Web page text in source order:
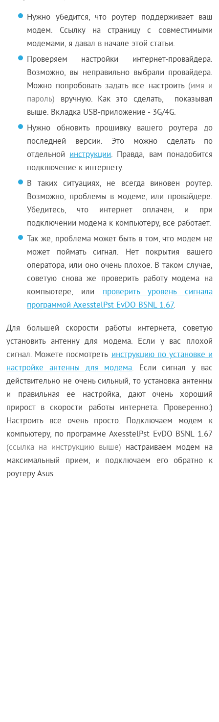
Нужно убедится, что роутер поддерживает ваш
модем. Ссылку на страницу с совместимыми
модемами, я давал в начале этой статьи.
Проверяем настройки интернет-провайдера.
Возможно, вы неправильно выбрали провайдера.
Можно попробовать задать все настроить (имя и
пароль) вручную. Как это сделать, показывал
выше. Вкладка USB-приложение - 3G/4G.
Нужно обновить прошивку вашего роутера до
последней версии. Это можно сделать по
отдельнойинструкции. Правда, вам понадобится
подключение к интернету.
В таких ситуациях, не всегда виновен роутер.
Возможно, проблемы в модеме, или провайдере.
Убедитесь, что интернет оплачен, и при
подключении модема к компьютеру, все работает.
Так же, проблема может быть в том, что модем не
может поймать сигнал. Нет покрытия вашего
оператора, или оно очень плохое. В таком случае,
советую снова же проверить работу модема на
компьютере, илипроверить уровень сигнала
программой AxesstelPst EvDO BSNL 1.67.
Для большей скорости работы интернета, советую
установить антенну для модема. Если у вас плохой
сигнал. Можете посмотретьинструкцию по установке и
настройке антенны для модема. Если сигнал у вас
действительно не очень сильный, то установка антенны
и правильная ее настройка, дают очень хороший
прирост в скорости работы интернета. Проверенно:)
Настроить все очень просто. Подключаем модем к
компьютеру, по программе AxesstelPst EvDO BSNL 1.67
(ссылка на инструкцию выше) настраиваем модем на
максимальный прием, и подключаем его обратно к
роутеру Asus.